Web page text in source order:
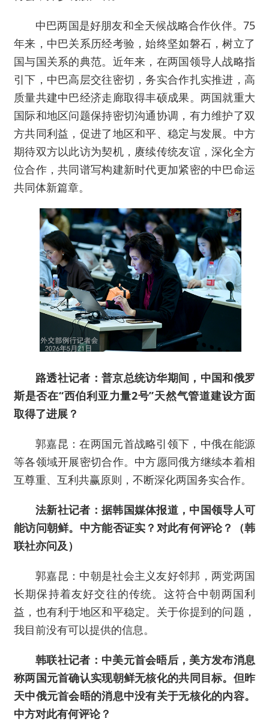
中巴两国是好朋友和全天候战略合作伙伴。75
年来，中巴关系历经考验，始终坚如磐石，树立了
国与国关系的典范。近年来，在两国领导人战略指
引下，中巴高层交往密切，务实合作扎实推进，高
质量共建中巴经济走廊取得丰硕成果。两国就重大
国际和地区问题保持密切沟通协调，有力维护了双
方共同利益，促进了地区和平、稳定与发展。中方
期待双方以此访为契机，赓续传统友谊，深化全方
位合作，共同谱写构建新时代更加紧密的中巴命运
共同体新篇章。
路透社记者：普京总统访华期间，中国和俄罗
斯是否在“西伯利亚力量2号”天然气管道建设方面
取得了进展？
郭嘉昆：在两国元首战略引领下，中俄在能源
等各领域开展密切合作。中方愿同俄方继续本着相
互尊重、互利共赢原则，不断深化两国务实合作。
法新社记者：据韩国媒体报道，中国领导人可
能访问朝鲜。中方能否证实？对此有何评论？（韩
联社亦问及）
郭嘉昆：中朝是社会主义友好邻邦，两党两国
长期保持着友好交往的传统。这符合中朝两国利
益，也有利于地区和平稳定。关于你提到的问题，
我目前没有可以提供的信息。
韩联社记者：中美元首会晤后，美方发布消息
称两国元首确认实现朝鲜无核化的共同目标。但昨
天中俄元首会晤的消息中没有关于无核化的内容。
中方对此有何评论？